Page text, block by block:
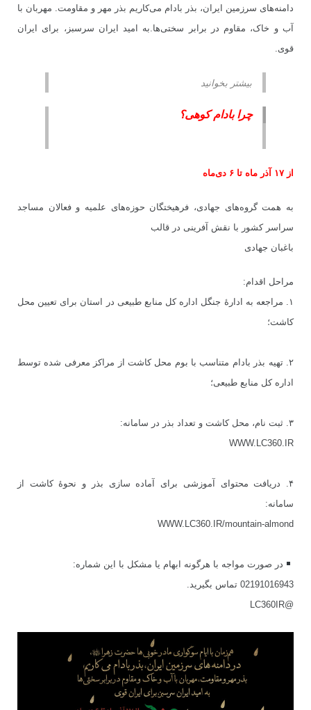
دامنه‌های سرزمین ایران، بذر بادام می‌کاریم بذر مهر و مقاومت. مهربان با
آب و خاک، مقاوم در برابر سختی‌ها.به امید ایران سرسبز، برای ایران
قوی.
بیشتر بخوانید
چرا بادام کوهی؟
از ۱۷ آذر ماه تا ۶ دی‌ماه
به همت گروه‌های جهادی، فرهیختگان حوزه‌های علمیه و فعالان مساجد
سراسر کشور با نقش آفرینی در قالب
باغبان جهادی
مراحل اقدام:
۱. مراجعه به ادارۀ جنگل اداره کل منابع طبیعی در استان برای تعیین محل
کاشت؛
۲. تهیه بذر بادام متناسب با بوم محل کاشت از مراکز معرفی شده توسط
اداره کل منابع طبیعی؛
۳. ثبت نام، محل کاشت و تعداد بذر در سامانه:
WWW.LC360.IR
۴. دریافت محتوای آموزشی برای آماده سازی بذر و نحوۀ کاشت از
سامانه:
WWW.LC360.IR/mountain-almond
در صورت مواجه با هرگونه ابهام یا مشکل با این شماره:
02191016943 تماس بگیرید.
@LC360IR